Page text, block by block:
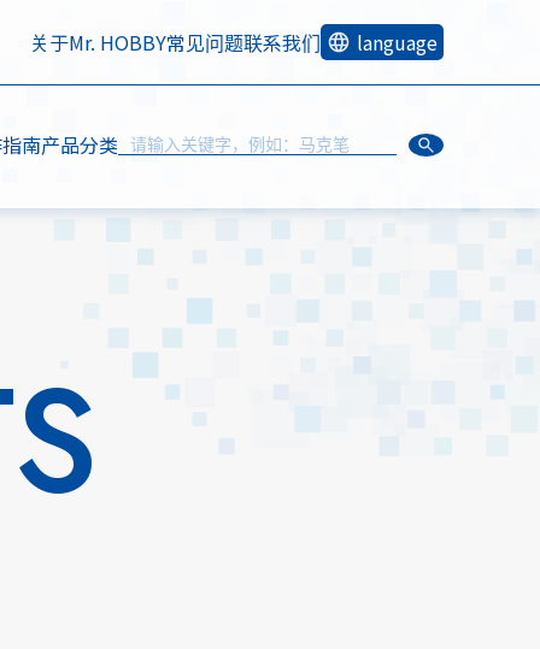
关于Mr. HOBBY常见问题联系我们 language
南产品分类